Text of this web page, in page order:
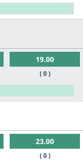
19.00
( 0 )
23.00
( 0 )